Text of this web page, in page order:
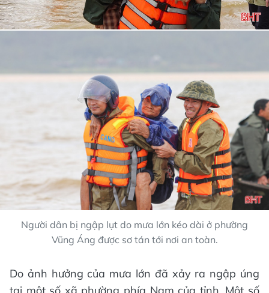
Người dân bị ngập lụt do mưa lớn kéo dài ở phường
Vũng Áng được sơ tán tới nơi an toàn.
Do ảnh hưởng của mưa lớn đã xảy ra ngập úng
tại một số xã phường phía Nam của tỉnh. Một số